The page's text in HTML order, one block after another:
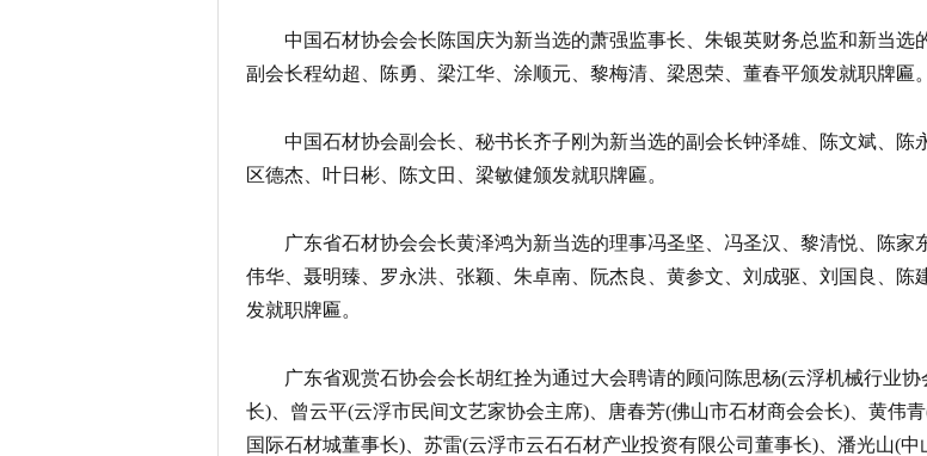
中国石材协会会长陈国庆为新当选的萧强监事长、朱银英财务总监和新当选
副会长程幼超、陈勇、梁江华、涂顺元、黎梅清、梁恩荣、董春平颁发就职牌匾。
中国石材协会副会长、秘书长齐子刚为新当选的副会长钟泽雄、陈文斌、陈
区德杰、叶日彬、陈文田、梁敏健颁发就职牌匾。
广东省石材协会会长黄泽鸿为新当选的理事冯圣坚、冯圣汉、黎清悦、陈家
伟华、聂明臻、罗永洪、张颖、朱卓南、阮杰良、黄参文、刘成驱、刘国良、陈
发就职牌匾。
广东省观赏石协会会长胡红拴为通过大会聘请的顾问陈思杨(云浮机械行业协
长)、曾云平(云浮市民间文艺家协会主席)、唐春芳(佛山市石材商会会长)、黄伟
国际石材城董事长)、苏雷(云浮市云石石材产业投资有限公司董事长)、潘光山(中